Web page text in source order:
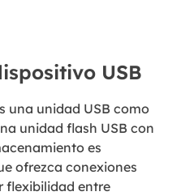
USB
una unidad USB como
unidad flash USB con
es
ofrezca conexiones
flexibilidad entre